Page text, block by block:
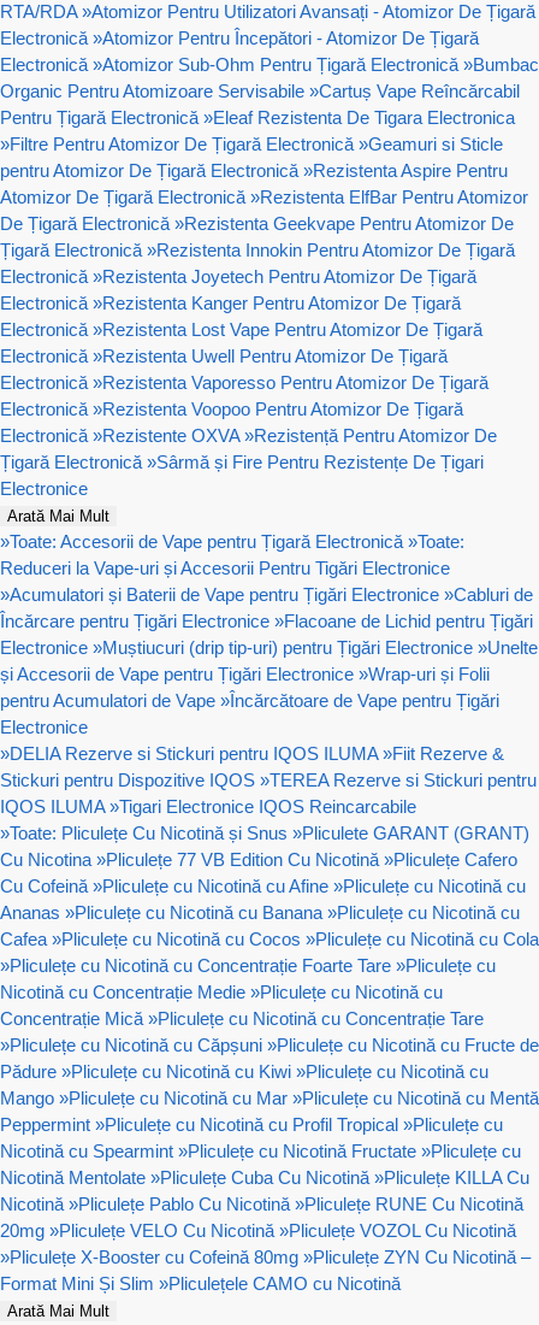
RTA/RDA »Atomizor Pentru Utilizatori Avansați - Atomizor De Țigară
Electronică »Atomizor Pentru Începători - Atomizor De Țigară
Electronică »Atomizor Sub-Ohm Pentru Țigară Electronică »Bumbac
Organic Pentru Atomizoare Servisabile »Cartuș Vape Reîncărcabil
Pentru Țigară Electronică »Eleaf Rezistenta De Tigara Electronica
»Filtre Pentru Atomizor De Țigară Electronică »Geamuri si Sticle
pentru Atomizor De Țigară Electronică »Rezistenta Aspire Pentru
Atomizor De Țigară Electronică »Rezistenta ElfBar Pentru Atomizor
De Țigară Electronică »Rezistenta Geekvape Pentru Atomizor De
Țigară Electronică »Rezistenta Innokin Pentru Atomizor De Țigară
Electronică »Rezistenta Joyetech Pentru Atomizor De Țigară
Electronică »Rezistenta Kanger Pentru Atomizor De Țigară
Electronică »Rezistenta Lost Vape Pentru Atomizor De Țigară
Electronică »Rezistenta Uwell Pentru Atomizor De Țigară
Electronică »Rezistenta Vaporesso Pentru Atomizor De Țigară
Electronică »Rezistenta Voopoo Pentru Atomizor De Țigară
Electronică »Rezistente OXVA »Rezistență Pentru Atomizor De
Țigară Electronică »Sârmă și Fire Pentru Rezistențe De Țigari
Electronice
Arată Mai Mult
»Toate: Accesorii de Vape pentru Țigară Electronică »Toate:
Reduceri la Vape-uri și Accesorii Pentru Tigări Electronice
»Acumulatori și Baterii de Vape pentru Țigări Electronice »Cabluri de
Încărcare pentru Țigări Electronice »Flacoane de Lichid pentru Țigări
Electronice »Muștiucuri (drip tip-uri) pentru Țigări Electronice »Unelte
și Accesorii de Vape pentru Țigări Electronice »Wrap-uri și Folii
pentru Acumulatori de Vape »Încărcătoare de Vape pentru Țigări
Electronice
»DELIA Rezerve si Stickuri pentru IQOS ILUMA »Fiit Rezerve &
Stickuri pentru Dispozitive IQOS »TEREA Rezerve si Stickuri pentru
IQOS ILUMA »Tigari Electronice IQOS Reincarcabile
»Toate: Pliculețe Cu Nicotină și Snus »Pliculete GARANT (GRANT)
Cu Nicotina »Pliculețe 77 VB Edition Cu Nicotină »Pliculețe Cafero
Cu Cofeină »Pliculețe cu Nicotină cu Afine »Pliculețe cu Nicotină cu
Ananas »Pliculețe cu Nicotină cu Banana »Pliculețe cu Nicotină cu
Cafea »Pliculețe cu Nicotină cu Cocos »Pliculețe cu Nicotină cu Cola
»Pliculețe cu Nicotină cu Concentrație Foarte Tare »Pliculețe cu
Nicotină cu Concentrație Medie »Pliculețe cu Nicotină cu
Concentrație Mică »Pliculețe cu Nicotină cu Concentrație Tare
»Pliculețe cu Nicotină cu Căpșuni »Pliculețe cu Nicotină cu Fructe de
Pădure »Pliculețe cu Nicotină cu Kiwi »Pliculețe cu Nicotină cu
Mango »Pliculețe cu Nicotină cu Mar »Pliculețe cu Nicotină cu Mentă
Peppermint »Pliculețe cu Nicotină cu Profil Tropical »Pliculețe cu
Nicotină cu Spearmint »Pliculețe cu Nicotină Fructate »Pliculețe cu
Nicotină Mentolate »Pliculețe Cuba Cu Nicotină »Pliculețe KILLA Cu
Nicotină »Pliculețe Pablo Cu Nicotină »Pliculețe RUNE Cu Nicotină
20mg »Pliculețe VELO Cu Nicotină »Pliculețe VOZOL Cu Nicotină
»Pliculețe X-Booster cu Cofeină 80mg »Pliculețe ZYN Cu Nicotină –
Format Mini Și Slim »Pliculețele CAMO cu Nicotină
Arată Mai Mult